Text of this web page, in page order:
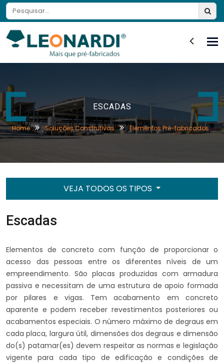
ESCADAS
Home Soluções Construtivas Elementos Pré-fabricados
Escadas
VEJA TODOS OS TIPOS
Elementos de concreto com função de proporcionar o
acesso das pessoas entre os diferentes níveis de um
empreendimento. São placas produzidas com armadura
passiva e necessitam de uma estrutura de apoio formada
por pilares e vigas. Tem acabamento em concreto
aparente e podem receber revestimentos posteriores ou
acabamentos especiais. O número máximo de degraus em
cada placa, largura útil, dimensões dos degraus e dimensão
do(s) patamar(es) devem respeitar as normas e legislação
vigente para cada tipo de edificação e condições de